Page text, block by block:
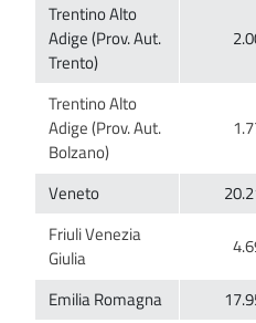
Trentino Alto
Adige (Prov. Aut.
Trentino Alto
Adige (Prov. Aut.
Friuli Venezia